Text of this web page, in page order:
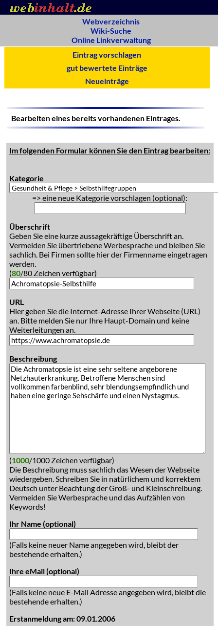
Webverzeichnis
Wiki-Suche
Online Linkverwaltung
Eintrag vorschlagen
gut bewertete Einträge
Neueinträge
Bearbeiten eines bereits vorhandenen Eintrages.
Im folgenden Formular können Sie den Eintrag bearbeiten:
Kategorie
=> eine neue Kategorie vorschlagen (optional):
Überschrift
Geben Sie eine kurze aussagekräftige Überschrift an.
Vermeiden Sie übertriebene Werbesprache und bleiben Sie
sachlich. Bei Firmen sollte hier der Firmenname eingetragen
werden.
(80/80 Zeichen verfügbar)
URL
Hier geben Sie die Internet-Adresse Ihrer Webseite (URL)
an. Bitte melden Sie nur Ihre Haupt-Domain und keine
Weiterleitungen an.
Beschreibung
(1000/1000 Zeichen verfügbar)
Die Beschreibung muss sachlich das Wesen der Webseite
wiedergeben. Schreiben Sie in natürlichem und korrektem
Deutsch unter Beachtung der Groß- und Kleinschreibung.
Vermeiden Sie Werbesprache und das Aufzählen von
Keywords!
Ihr Name (optional)
(Falls keine neuer Name angegeben wird, bleibt der
bestehende erhalten.)
Ihre eMail (optional)
(Falls keine neue E-Mail Adresse angegeben wird, bleibt die
bestehende erhalten.)
Erstanmeldung am: 09.01.2006